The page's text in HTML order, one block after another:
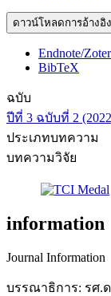
ดาวน์โหลดการอ้างอิง
Endnote/
BibTeX
ฉบับ
ปีที่ 3 ฉบับที่ 2
ประเภทบทความ
บทความวิจัย
information
Journal Information
บรรณาธิการ: รศ.